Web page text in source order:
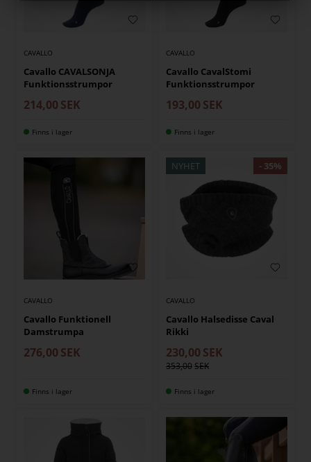
CAVALLO
Cavallo CAVALSONJA
Funktionsstrumpor
214,00 SEK
Finns i lager
CAVALLO
Cavallo CavalStomi
Funktionsstrumpor
193,00 SEK
Finns i lager
CAVALLO
Cavallo Funktionell
Damstrumpa
276,00 SEK
Finns i lager
NYHET
CAVALLO
Cavallo Halsedisse Caval
Rikki
230,00 SEK
353,00
Finns i lager